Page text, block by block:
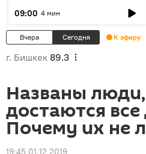
09:00 4 мин
Вчера Сегодня К эфиру
г. Бишкек 89.3
Названы
достаются все
Почему их не
19:45 01.12.2019